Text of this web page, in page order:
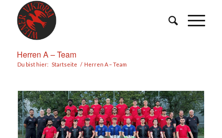
Herren A – Team
Du bist hier: Startseite / Herren A – Team